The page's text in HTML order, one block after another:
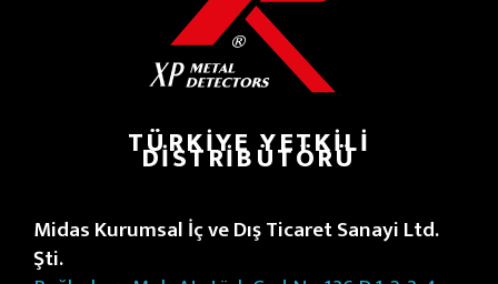
TÜRKIYE YETKILI
DISTRIBÜTÖRÜ
Midas Kurumsal İç ve Dış Ticaret Sanayi Ltd.
Şti.